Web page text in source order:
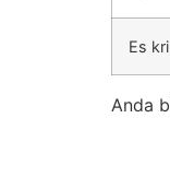
Es
Anda